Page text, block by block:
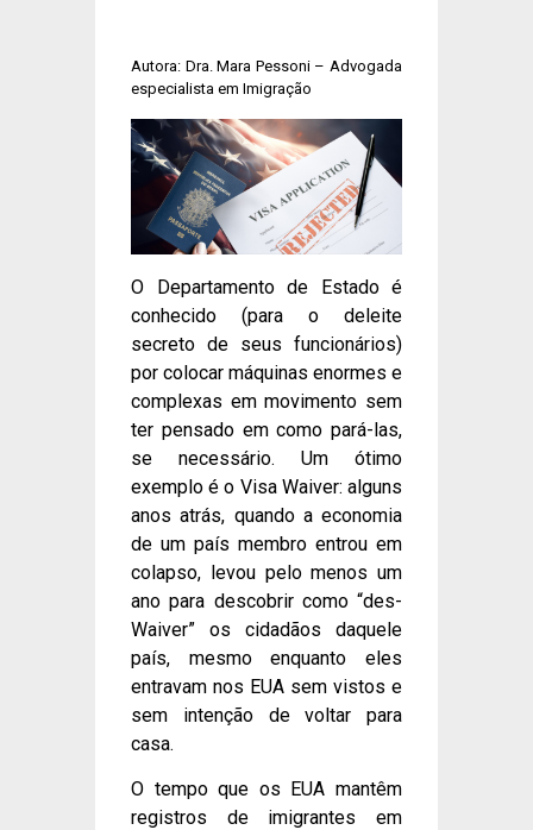
Autora: Dra. Mara Pessoni – Advogada
especialista em Imigração
O Departamento de Estado é
conhecido (para o deleite
secreto de seus funcionários)
por colocar máquinas enormes e
complexas em movimento sem
ter pensado em como pará-las,
se necessário. Um ótimo
exemplo é o Visa Waiver: alguns
anos atrás, quando a economia
de um país membro entrou em
colapso, levou pelo menos um
ano para descobrir como “des-
Waiver” os cidadãos daquele
país, mesmo enquanto eles
entravam nos EUA sem vistos e
sem intenção de voltar para
casa.
O tempo que os EUA mantêm
registros de imigrantes em